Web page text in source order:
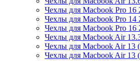
Чехлы для Macbook Pro 16
Чехлы для Macbook Pro 14
Чехлы для Macbook Pro 16
Чехлы для Macbook Air
Чехлы для Macbook Air 13
Чехлы для Macbook Air 13